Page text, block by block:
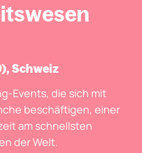
Schweiz
Events, die sich mit
beschäftigen, einer
am schnellsten
der Welt.